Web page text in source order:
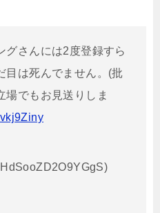
グさんには2度登録すら
目は死んでません。(批
場でもお見送りしま